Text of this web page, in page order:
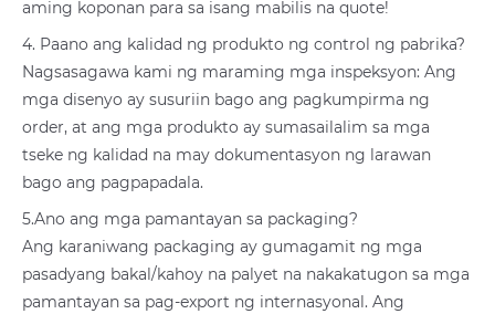
aming koponan para sa isang mabilis na quote!
4. Paano ang kalidad ng produkto ng control ng pabrika?
Nagsasagawa kami ng maraming mga inspeksyon: Ang
mga disenyo ay susuriin bago ang pagkumpirma ng
order, at ang mga produkto ay sumasailalim sa mga
tseke ng kalidad na may dokumentasyon ng larawan
bago ang pagpapadala.
5.Ano ang mga pamantayan sa packaging?
Ang karaniwang packaging ay gumagamit ng mga
pasadyang bakal/kahoy na palyet na nakakatugon sa mga
pamantayan sa pag-export ng internasyonal. Ang